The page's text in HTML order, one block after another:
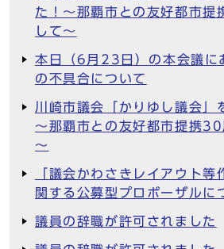
た！～那覇市との友好都市提
して～
本日（6月23日）の本会議に
の不具合について
川崎市議会「かりゆし議会」
～那覇市との友好都市提携
～
「議会かわさきレイアウト等
関する公募型プロポーザルに
議員の辞職が許可されました